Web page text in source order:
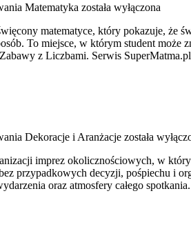
Matematyka została wyłączona
matematyce, który pokazuje, że
To miejsce, w którym student
z Liczbami. Serwis
Dekoracje i Aranżacje została
imprez okolicznościowych, w
przypadkowych decyzji, pośpiechu i
oraz atmosfery całego